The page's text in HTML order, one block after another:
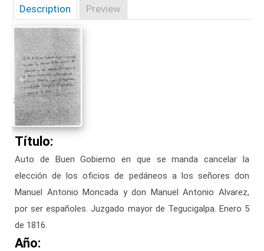
Description Preview
Título:
Auto de Buen Gobierno en que se manda cancelar la
elección de los oficios de pedáneos a los señores don
Manuel Antonio Moncada y don Manuel Antonio Alvarez,
por ser españoles. Juzgado mayor de Tegucigalpa. Enero 5
de 1816.
Año: